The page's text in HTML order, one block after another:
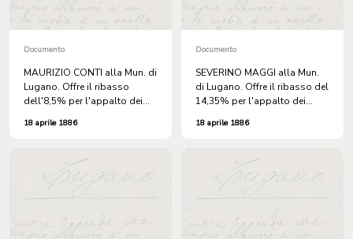
Documento
MAURIZIO CONTI alla Mun. di
Lugano. Offre il ribasso
dell'8,5% per l'appalto dei
strada al Molino Nuovo.
18 aprile 1886
Documento
SEVERINO MAGGI alla Mun.
di Lugano. Offre il ribasso del
14,35% per l'appalto dei
Nuovo.
18 aprile 1886